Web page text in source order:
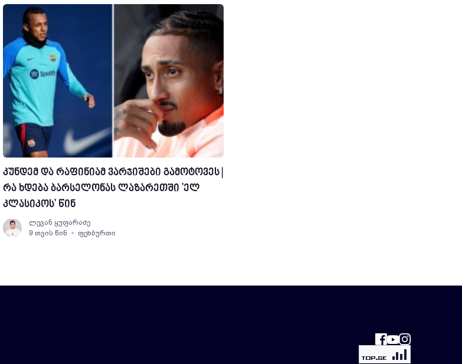
კუნდემ და რაფინიამ ვარჯიშები გამოტოვეს |
რა ხდება ბარსელონას ლაზარეთში 'ელ
კლასიკოს' წინ
ლევან ყუფარაძე
9 თვის წინ
ფეხბურთი